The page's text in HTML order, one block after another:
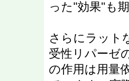
った"効果"も
さらにラット
受性リパーゼ
の作用は用量